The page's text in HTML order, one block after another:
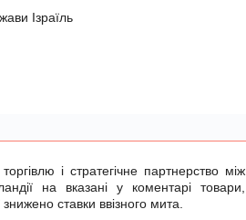
Iзраїль
і стратегічне партнерство між
на вказані у коментарі товари,
ставки ввізного мита.